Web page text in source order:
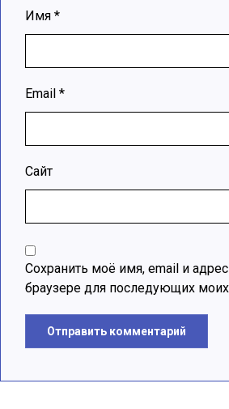
Имя *
Email *
Сайт
Сохранить моё имя, email и
браузере для последующих
Отправить комментарий
l